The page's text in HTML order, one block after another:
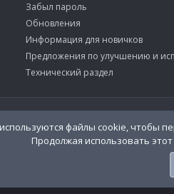
Забыл пароль
Обновления
Информация для новичков
Предложения по улучшению и
Технический раздел